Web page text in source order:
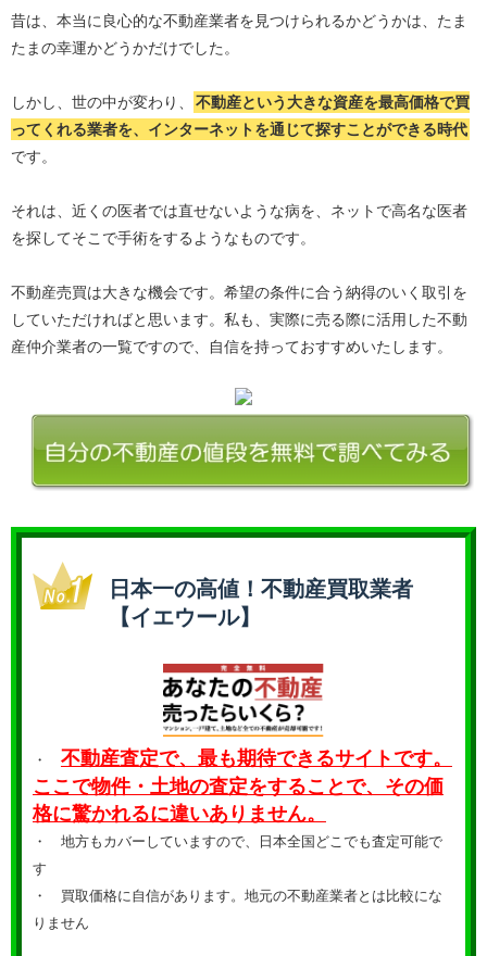
昔は、本当に良心的な不動産業者を見つけられるかどうかは、たま
たまの幸運かどうかだけでした。
しかし、世の中が変わり、
不動産という大きな資産を最高価格で買
ってくれる業者を、インターネットを通じて探すことができる時代
です。
それは、近くの医者では直せないような病を、ネットで高名な医者
を探してそこで手術をするようなものです。
不動産売買は大きな機会です。希望の条件に合う納得のいく取引を
していただければと思います。私も、実際に売る際に活用した不動
産仲介業者の一覧ですので、自信を持っておすすめいたします。
日本一の高値！不動産買取業者
【イエウール】
・ 不動産査定で、最も期待できるサイトです。
ここで物件・土地の査定をすることで、その価
格に驚かれるに違いありません。
・ 地方もカバーしていますので、日本全国どこでも査定可能で
す
・ 買取価格に自信があります。地元の不動産業者とは比較にな
りません